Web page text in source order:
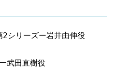
シリーズー岩井由伸役
武田直樹役